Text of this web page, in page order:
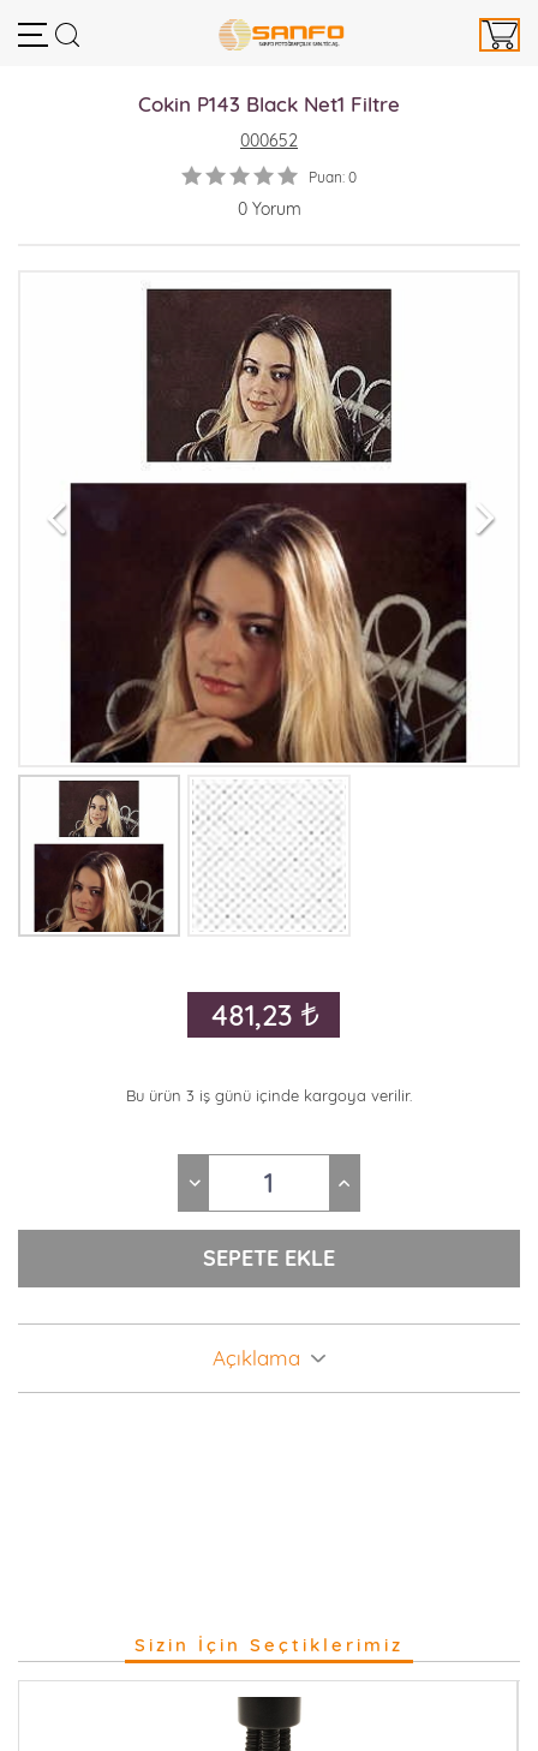
Cokin P143 Black Net1 Filtre
000652
Puan: 0
0 Yorum
481,23
Bu ürün 3 iş günü içinde kargoya verilir.
Açıklama
Sizin İçin Seçtiklerimiz